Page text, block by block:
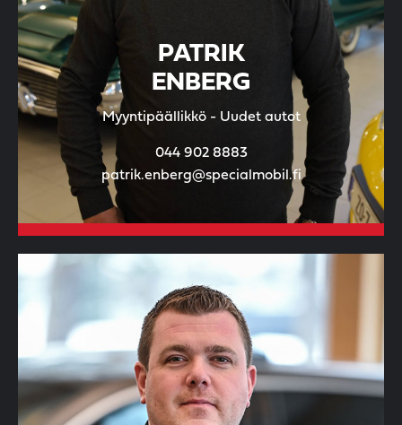
PATRIK
ENBERG
Myyntipäällikkö - Uudet autot
044 902 8883
patrik.enberg@specialmobil.fi